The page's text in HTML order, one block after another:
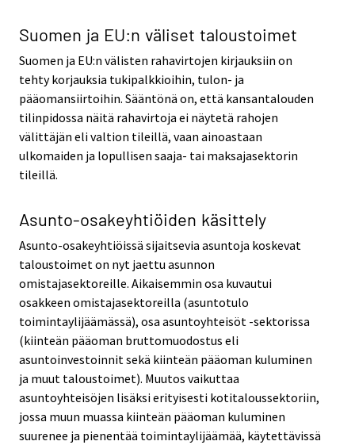
Suomen ja EU:n väliset taloustoimet
Suomen ja EU:n välisten rahavirtojen kirjauksiin on
tehty korjauksia tukipalkkioihin, tulon- ja
pääomansiirtoihin. Sääntönä on, että kansantalouden
tilinpidossa näitä rahavirtoja ei näytetä rahojen
välittäjän eli valtion tileillä, vaan ainoastaan
ulkomaiden ja lopullisen saaja- tai maksajasektorin
tileillä.
Asunto-osakeyhtiöiden käsittely
Asunto-osakeyhtiöissä sijaitsevia asuntoja koskevat
taloustoimet on nyt jaettu asunnon
omistajasektoreille. Aikaisemmin osa kuvautui
osakkeen omistajasektoreilla (asuntotulo
toimintaylijäämässä), osa asuntoyhteisöt -sektorissa
(kiinteän pääoman bruttomuodostus eli
asuntoinvestoinnit sekä kiinteän pääoman kuluminen
ja muut taloustoimet). Muutos vaikuttaa
asuntoyhteisöjen lisäksi erityisesti kotitaloussektoriin,
jossa muun muassa kiinteän pääoman kuluminen
suurenee ja pienentää toimintaylijäämää, käytettävissä